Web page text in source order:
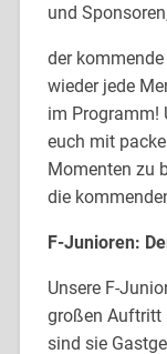
und
der
wieder jede
im Programm!
euch mit
Momenten zu
die
F-Junioren:
Unsere F-
großen Auftritt
sind sie